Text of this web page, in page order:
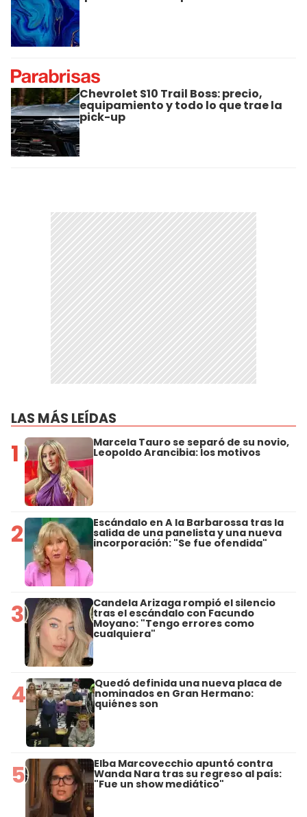
Chevrolet S10 Trail Boss: precio,
equipamiento y todo lo que trae la
pick-up
LAS MÁS LEÍDAS
1 Marcela Tauro se separó de su novio,
Leopoldo Arancibia: los motivos
2 Escándalo en A la Barbarossa tras la
salida de una panelista y una nueva
incorporación: "Se fue ofendida"
3 Candela Arizaga rompió el silencio
tras el escándalo con Facundo
Moyano: "Tengo errores como
cualquiera"
4 Quedó definida una nueva placa de
nominados en Gran Hermano:
quiénes son
5 Elba Marcovecchio apuntó contra
Wanda Nara tras su regreso al país:
"Fue un show mediático"